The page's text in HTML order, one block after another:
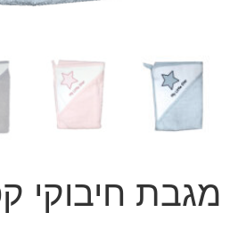
מגבת חיבוקי